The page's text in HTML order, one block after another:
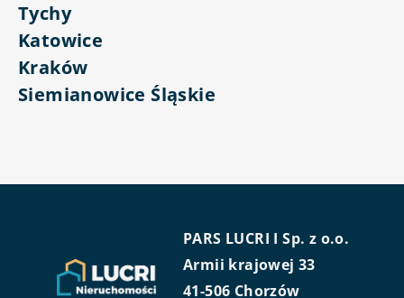
Tychy
Katowice
Kraków
Siemianowice Śląskie
PARS LUCRI I Sp. z o.o.
Armii krajowej 33
41-506 Chorzów